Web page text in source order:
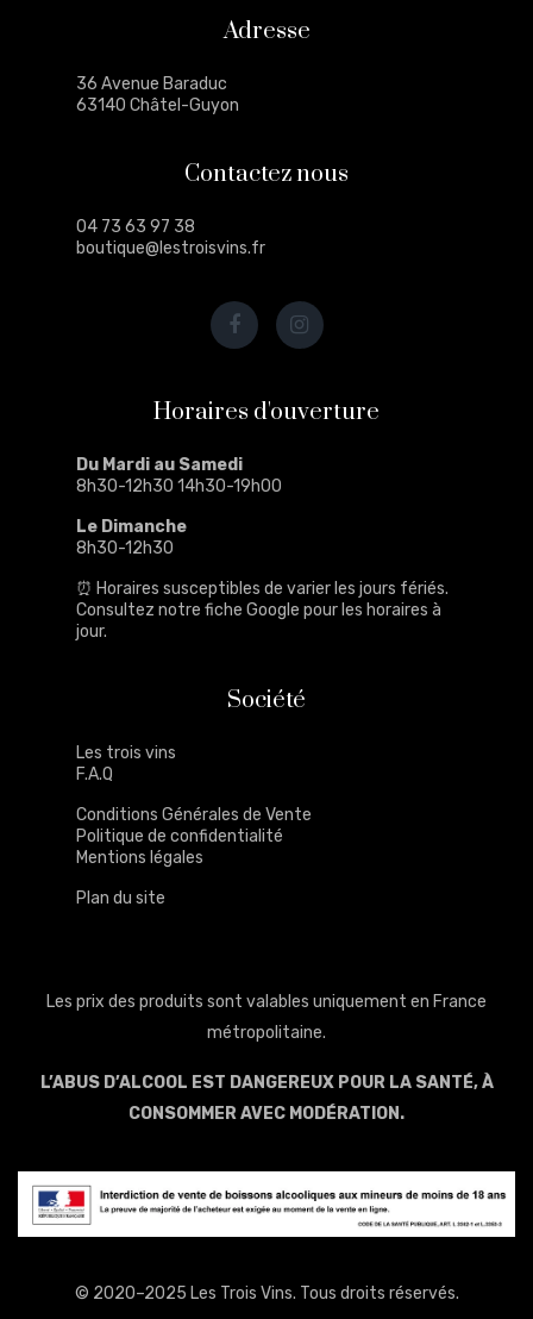
Adresse
36 Avenue Baraduc
63140 Châtel-Guyon
Contactez nous
04 73 63 97 38
boutique@lestroisvins.fr
Horaires d'ouverture
Du Mardi au Samedi
8h30-12h30 14h30-19h00
Le Dimanche
8h30-12h30
⏰ Horaires susceptibles de varier les jours fériés.
Consultez notre fiche Google pour les horaires à
jour.
Société
Les trois vins
F.A.Q
Conditions Générales de Vente
Politique de confidentialité
Mentions légales
Plan du site
Les prix des produits sont valables uniquement en France
métropolitaine.
L’ABUS D’ALCOOL EST DANGEREUX POUR LA SANTÉ, À
CONSOMMER AVEC MODÉRATION.
© 2020–2025 Les Trois Vins. Tous droits réservés.